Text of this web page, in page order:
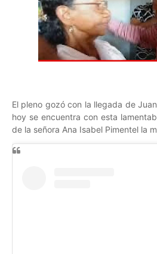
El pleno gozó con la llegada de
hoy se encuentra con esta
de la señora Ana Isabel Pimentel la